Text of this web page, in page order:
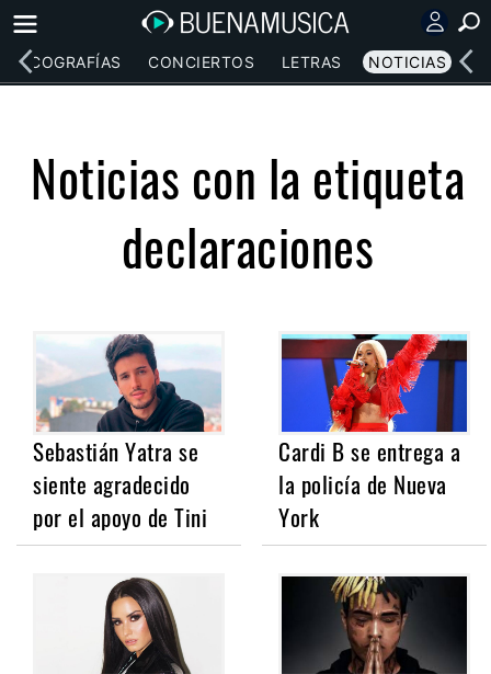
DISCOGRAFÍAS CONCIERTOS LETRAS NOTICIAS
Noticias con la etiqueta
declaraciones
Sebastián Yatra se
siente agradecido
por el apoyo de Tini
Cardi B se entrega a
la policía de Nueva
York